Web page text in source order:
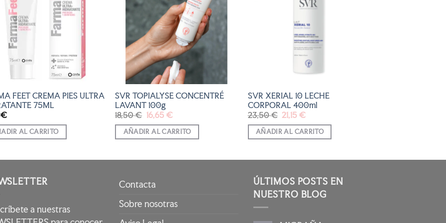
LISTA
DE
DESEOS
FEET CREMA PIES ULTRA
75ML
€
AL CARRITO
LISTA
DE
DESEOS
SVR TOPIALYSE CONCENTRÉ
LAVANT 100g
18,50€ El
precio
original
era:
18,50 €.
16,65 €El
actual
es:
16,65 €.
AÑADIR AL CARRITO
SVR XERIAL 10 LECHE
CORPORAL 400ml
23,50€ El
precio
original
era:
23,50 €.
21,15€El
actual
es:
21,15 €.
AÑADIR AL CARRITO
a nuestras
Contacta
Sobre nosotras
ÚLTIMOS POSTS EN
NUESTRO BLOG